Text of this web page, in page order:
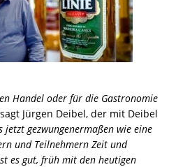
Handel oder für die Gastronomie
Jürgen Deibel, der mit Deibel
jetzt gezwungenermaßen wie eine
und Teilnehmern Zeit und
es gut, früh mit den heutigen